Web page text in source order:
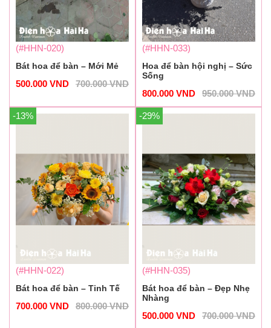
(#HHN-020)
Bát hoa để bàn – Mới Mẻ
700.000VND
500.000 VND
(#HHN-033)
Hoa để bàn hội nghị – Sức
Sống
950.000VND
800.000 VND
-13%
(#HHN-022)
Bát hoa để bàn – Tinh Tế
800.000VND
700.000 VND
-29%
(#HHN-035)
Bát hoa để bàn – Đẹp Nhẹ
Nhàng
700.000VND
500.000 VND